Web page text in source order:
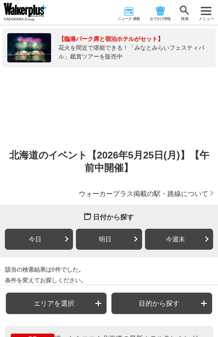
ニュース･連載 おでかけ情報 検 索 メニュー
【臨港パーク席と宿泊ホテルがセット】
花火を間近で堪能できる！「みなとみらいフェスティバ
ル」鑑賞ツアーを販売中
北海道のイベント【2026年5月25日(月)】【午
前中開催】
ウォーカープラス掲載の駅・路線について
日付から探す
今日 明日 今週末
該当の検索結果は0件でした。
条件を変えてお探しください。
エリアを選択 目的から探す